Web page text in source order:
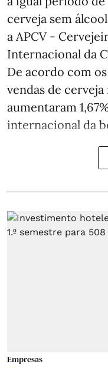
cerveja sem
a APCV -
Internacional da
De acordo com
vendas de
aumentaram
internacional da
Empresas